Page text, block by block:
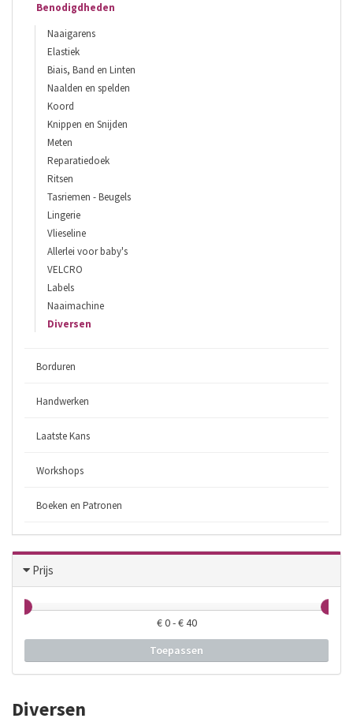
Benodigdheden
Naaigarens
Elastiek
Biais, Band en Linten
Naalden en spelden
Koord
Knippen en Snijden
Meten
Reparatiedoek
Ritsen
Tasriemen - Beugels
Lingerie
Vlieseline
Allerlei voor baby's
VELCRO
Labels
Naaimachine
Diversen
Borduren
Handwerken
Laatste Kans
Workshops
Boeken en Patronen
Prijs
€0- €40
Toepassen
Diversen